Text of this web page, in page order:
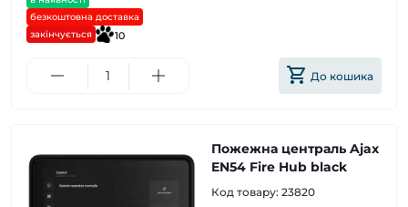
безкоштовна доставка
закінчується
10
До кошика
Пожежна централь Ajax
EN54 Fire Hub black
Код товару: 23820